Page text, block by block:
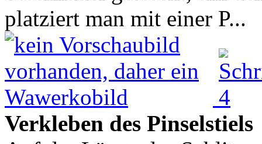
platziert man mit einer P...
Verkleben des Pinselstiels